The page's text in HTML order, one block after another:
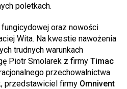
poletkach.
oraz nowości
Wita. Na kwestie nawożenia
trudnych warunkach
Piotr Smolarek z firmy Timac
przechowalnictwa
przedstawiciel firmy Omnivent